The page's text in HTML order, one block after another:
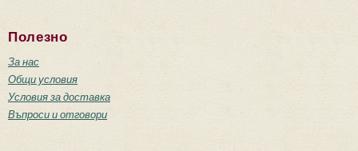
Полезно
За нас
Общи условия
Условия за доставка
Въпроси и отговори